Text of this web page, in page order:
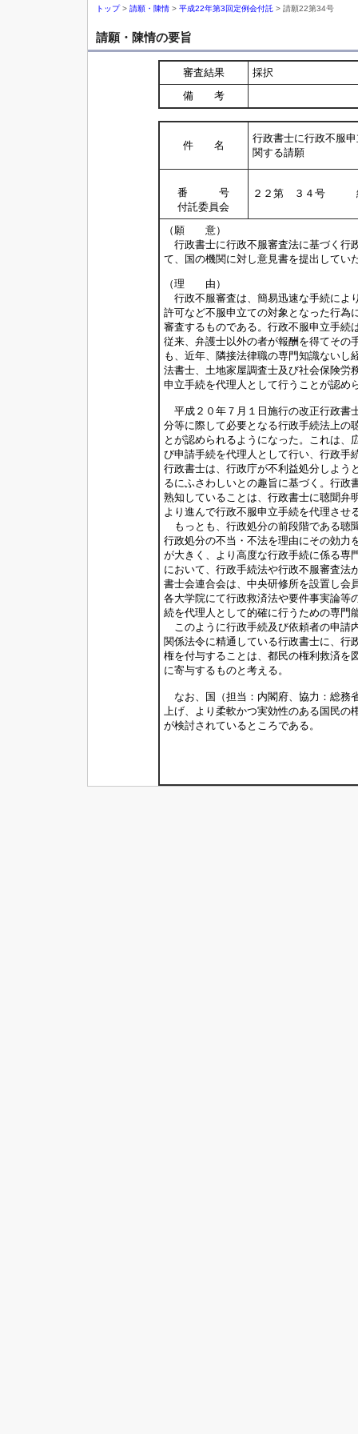
トップ> 請願・陳情 > 平成22年第3回定例会付託 > 請願22第34号
請願・陳情の要旨
審査結果
採択
備 考
件 名
行政書士に行政不服
関する請願
番 号
付託委員会
２２第 ３４号
（願 意）
行政書士に行政不服審査法に基づく行
て、国の機関に対し意見書を提出してい
（理 由）
行政不服審査は、簡易迅速な手続によ
許可など不服申立ての対象となった行為
審査するものである。行政不服申立手続
従来、弁護士以外の者が報酬を得てその
も、近年、隣接法律職の専門知識ないし
法書士、土地家屋調査士及び社会保険労
申立手続を代理人として行うことが認め
平成２０年７月１日施行の改正行政書
分等に際して必要となる行政手続法上の
とが認められるようになった。これは、
び申請手続を代理人として行い、行政手
行政書士は、行政庁が不利益処分しよう
るにふさわしいとの趣旨に基づく。行政
熟知していることは、行政書士に聴聞弁
より進んで行政不服申立手続を代理させ
もっとも、行政処分の前段階である聴
行政処分の不当・不法を理由にその効力
が大きく、より高度な行政手続に係る専
において、行政手続法や行政不服審査法
書士会連合会は、中央研修所を設置し会
各大学院にて行政救済法や要件事実論等
続を代理人として的確に行うための専門
このように行政手続及び依頼者の申請
関係法令に精通している行政書士に、行
権を付与することは、都民の権利救済を
に寄与するものと考える。
なお、国（担当：内閣府、協力：総務
上げ、より柔軟かつ実効性のある国民の
が検討されているところである。